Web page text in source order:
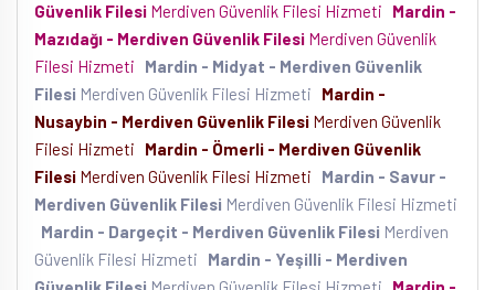
Güvenlik Filesi Merdiven Güvenlik Filesi Hizmeti
Mardin -
Mazıdağı - Merdiven Güvenlik Filesi Merdiven Güvenlik
Filesi Hizmeti
Mardin - Midyat - Merdiven Güvenlik
Filesi Merdiven Güvenlik Filesi Hizmeti
Mardin -
Nusaybin - Merdiven Güvenlik Filesi Merdiven Güvenlik
Filesi Hizmeti
Mardin - Ömerli - Merdiven Güvenlik
Filesi Merdiven Güvenlik Filesi Hizmeti
Mardin - Savur -
Merdiven Güvenlik Filesi Merdiven Güvenlik Filesi Hizmeti
Mardin - Dargeçit - Merdiven Güvenlik Filesi Merdiven
Güvenlik Filesi Hizmeti
Mardin - Yeşilli - Merdiven